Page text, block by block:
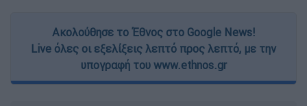
Ακολούθησε το Έθνος στο Google News!
Live όλες οι εξελίξεις λεπτό προς λεπτό, με την
υπογραφή του www.ethnos.gr